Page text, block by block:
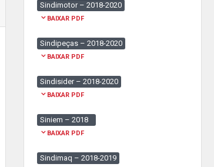
Sindimotor – 2018-2020
BAIXAR PDF
Sindipeças – 2018-2020
BAIXAR PDF
Sindisider – 2018-2020
BAIXAR PDF
Siniem – 2018
BAIXAR PDF
Sindimaq – 2018-2019